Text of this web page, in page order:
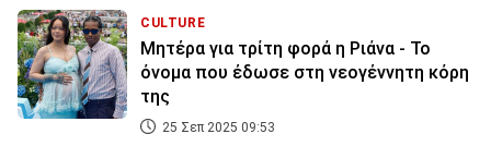
CULTURE
Μητέρα για τρίτη φορά η Ριάνα - Το
όνομα που έδωσε στη νεογέννητη κόρη
της
25 Σεπ 2025 09:53